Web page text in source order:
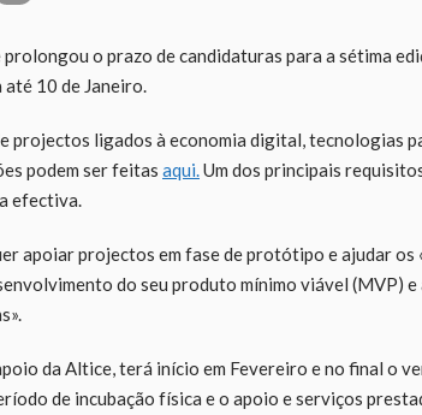
o prazo de candidaturas para a sétima
10 de Janeiro.
projectos ligados à economia digital, tecnologias
podem ser feitas aqui. Um dos principais
efectiva.
apoiar projectos em fase de protótipo e ajudar os
do seu produto mínimo viável (MVP) e
da Altice, terá início em Fevereiro e no final o
de incubação física e o apoio e serviços